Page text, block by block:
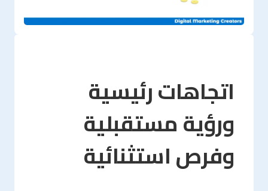
اتجاهات رئيسية
ورؤية مستقبلية
وفرص استثنائية